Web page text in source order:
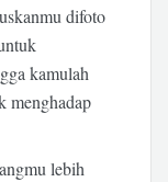
difoto
kamulah
menghadap
lebih